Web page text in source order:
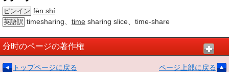
ピンイン fēn shí
英語訳 timesharing、 time sharing slice、time-share
分时のページの著作権
トップページに戻る ページ上部に戻る